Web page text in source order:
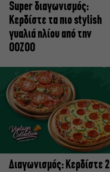
Super διαγωνισμός:
Κερδίστε τα πιο stylish
γυαλιά ηλίου από την
OOZOO
Διαγωνισμός: Κερδίστε 2